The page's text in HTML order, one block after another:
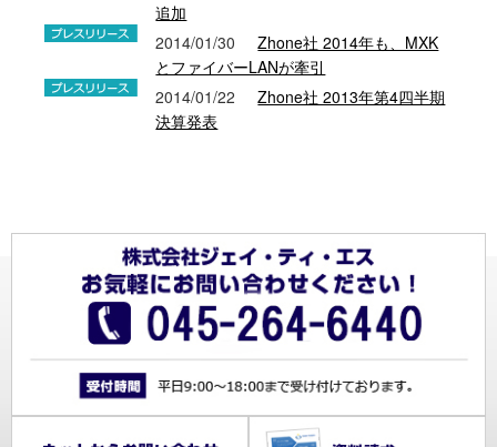
追加
2014/01/30
Zhone社 2014年も、MXK
とファイバーLANが牽引
2014/01/22
Zhone社 2013年第4四半期
決算発表